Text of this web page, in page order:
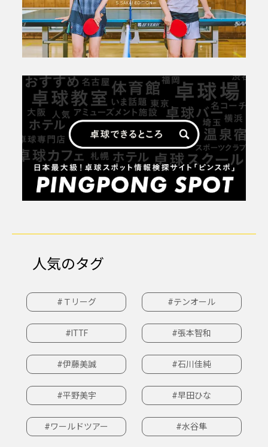
人気のタグ
#Ｔリーグ #テンオール
#ITTF #張本智和
#伊藤美誠 #石川佳純
#平野美宇 #早田ひな
#ワールドツアー #水谷隼